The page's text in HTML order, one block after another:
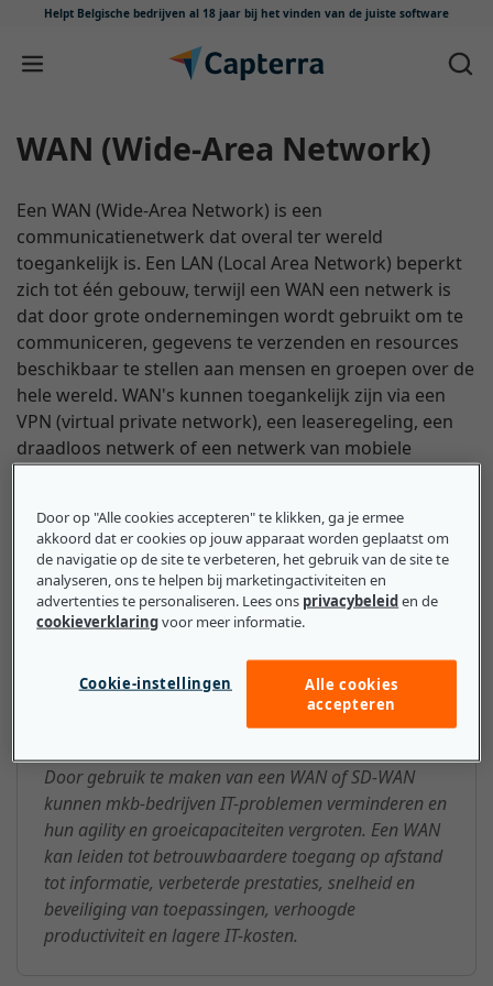
Helpt Belgische bedrijven al 18 jaar bij het vinden van de juiste software
Meteen naar content
WAN (Wide-Area Network)
Een WAN (Wide-Area Network) is een
communicatienetwerk dat overal ter wereld
toegankelijk is. Een LAN (Local Area Network) beperkt
zich tot één gebouw, terwijl een WAN een netwerk is
dat door grote ondernemingen wordt gebruikt om te
communiceren, gegevens te verzenden en resources
beschikbaar te stellen aan mensen en groepen over de
hele wereld. WAN's kunnen toegankelijk zijn via een
VPN (virtual private network), een leaseregeling, een
draadloos netwerk of een netwerk van mobiele
specifieke software (software-defined of SD). Het
internet is ook een WAN.
Wat mkb-bedrijven moeten
weten over de WAN (Wide-Area
Door gebruik te maken van een WAN of SD-WAN
kunnen mkb-bedrijven IT-problemen verminderen en
hun agility en groeicapaciteiten vergroten. Een WAN
kan leiden tot betrouwbaardere toegang op afstand
tot informatie, verbeterde prestaties, snelheid en
beveiliging van toepassingen, verhoogde
productiviteit en lagere IT-kosten.
Door op "Alle cookies accepteren" te klikken, ga je ermee
akkoord dat er cookies op jouw apparaat worden geplaatst om
de navigatie op de site te verbeteren, het gebruik van de site te
analyseren, ons te helpen bij marketingactiviteiten en
advertenties te personaliseren. Lees ons privacybeleiden de
cookieverklaringvoor meer informatie.
Cookie-instellingen
Alle cookies
accepteren